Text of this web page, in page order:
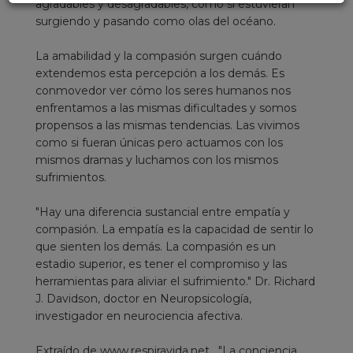
agradables y desagradables, como si estuvieran
surgiendo y pasando como olas del océano.
La amabilidad y la compasión surgen cuándo
extendemos esta percepción a los demás. Es
conmovedor ver cómo los seres humanos nos
enfrentamos a las mismas dificultades y somos
propensos a las mismas tendencias. Las vivimos
como si fueran únicas pero actuamos con los
mismos dramas y luchamos con los mismos
sufrimientos.
"Hay una diferencia sustancial entre empatía y
compasión. La empatía es la capacidad de sentir lo
que sienten los demás. La compasión es un
estadio superior, es tener el compromiso y las
herramientas para aliviar el sufrimiento." Dr. Richard
J. Davidson, doctor en Neuropsicología,
investigador en neurociencia afectiva.